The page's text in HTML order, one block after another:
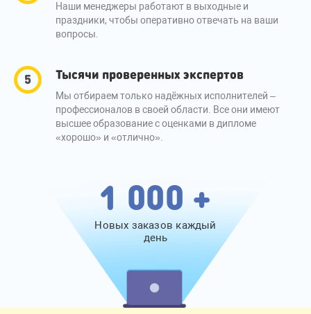
Наши менеджеры работают в выходные и
праздники, чтобы оперативно отвечать на ваши
вопросы.
Тысячи проверенных экспертов
Мы отбираем только надёжных исполнителей –
профессионалов в своей области. Все они имеют
высшее образование с оценками в дипломе
«хорошо» и «отлично».
1 000 +
Новых заказов каждый
день